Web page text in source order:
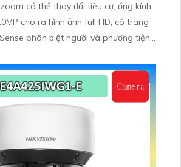
có thể thay đổi tiêu cự, ống kính
cho ra hình ảnh full HD, có trang
phân biệt người và phương tiện,
100m